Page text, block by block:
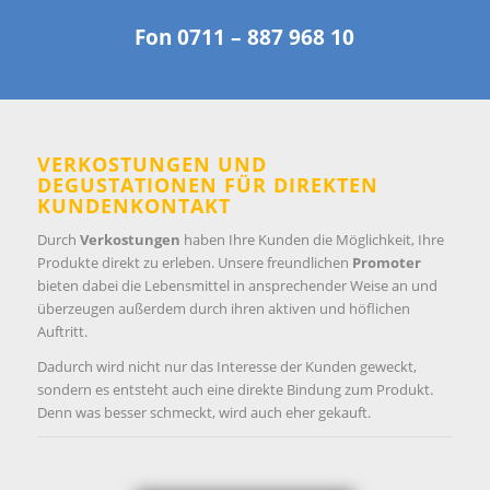
Fon0711 – 887 968 10
VERKOSTUNGEN UND
DEGUSTATIONEN FÜR DIREKTEN
KUNDENKONTAKT
Durch Verkostungen haben Ihre Kunden die Möglichkeit, Ihre
Produkte direkt zu erleben. Unsere freundlichen Promoter
bieten dabei die Lebensmittel in ansprechender Weise an und
überzeugen außerdem durch ihren aktiven und höflichen
Auftritt.
Dadurch wird nicht nur das Interesse der Kunden geweckt,
sondern es entsteht auch eine direkte Bindung zum Produkt.
Denn was besser schmeckt, wird auch eher gekauft.